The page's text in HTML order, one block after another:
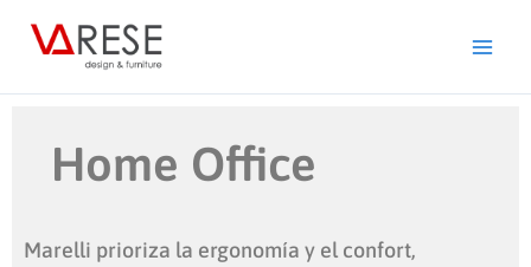
Home Office
Marelli prioriza la ergonomía y el confort,